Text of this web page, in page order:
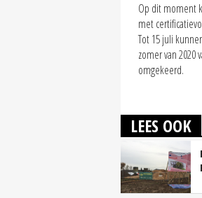
Op dit moment
met
Tot 15 juli
zomer van
omgekeerd.
LEES OOK